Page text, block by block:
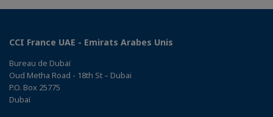
CCI France UAE - Emirats Arabes Unis
Bureau de Dubaï
Oud Metha Road - 18th St – Dubai
P.O. Box 25775
Dubaï